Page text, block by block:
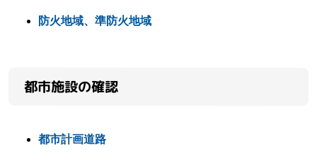
防火地域、準防火地域
都市施設の確認
都市計画道路